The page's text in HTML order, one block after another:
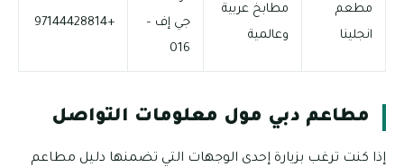
مطعم
انجلينا
مطابخ عربية
وعالمية
جي إف –
016
+97144428814
مطاعم دبي مول معلومات التواصل
إذا كنت ترغب بزيارة إحدى الوجهات التي تضمنها دليل مطاعم